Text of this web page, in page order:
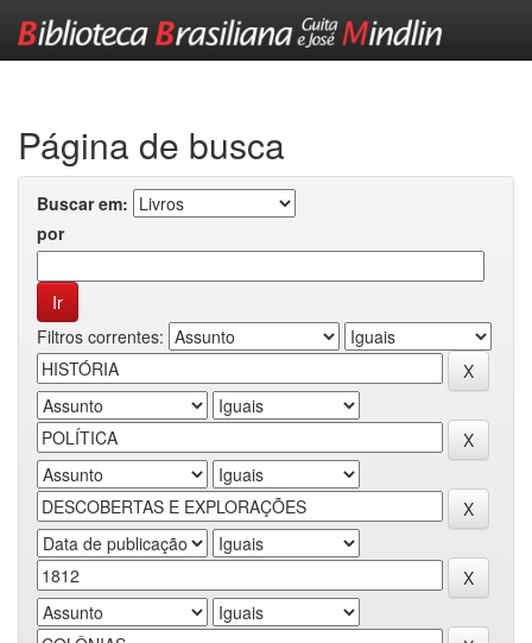
Página de busca
Buscar em:
por
Filtros correntes: